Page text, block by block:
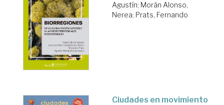
Agustín; Morán Alonso,
Nerea; Prats, Fernando
Ciudades en movimiento